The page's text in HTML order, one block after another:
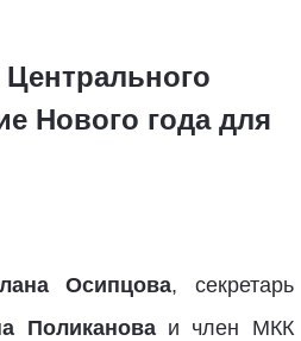
Нового года для
Осипцова, секретарь
Поликановаи член МКК